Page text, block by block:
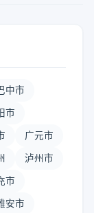
中市
市
广元市
泸州市
市
安市